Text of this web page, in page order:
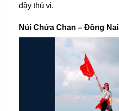
đầy thú vị.
Núi Chứa Chan – Đồng Nai